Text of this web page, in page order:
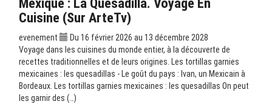
Cuisine (sur ArteTv)
evenement
Du 16 février 2026 au 13 décembre 2028
Voyage dans les cuisines du monde entier, à la découverte de
recettes traditionnelles et de leurs origines. Les tortillas garnies
mexicaines : les quesadillas - Le goût du pays : Ivan, un Mexicain à
Bordeaux. Les tortillas garnies mexicaines : les quesadillas On peut
les garnir des (…)